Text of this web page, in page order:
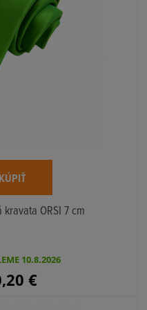
KÚPIŤ
ORSI 7 cm
10.8.2026
€